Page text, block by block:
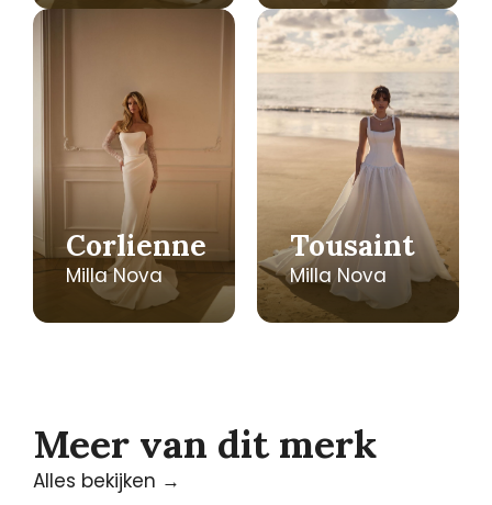
Corlienne
Milla Nova
Tousaint
Milla Nova
Meer van dit merk
Alles bekijken →